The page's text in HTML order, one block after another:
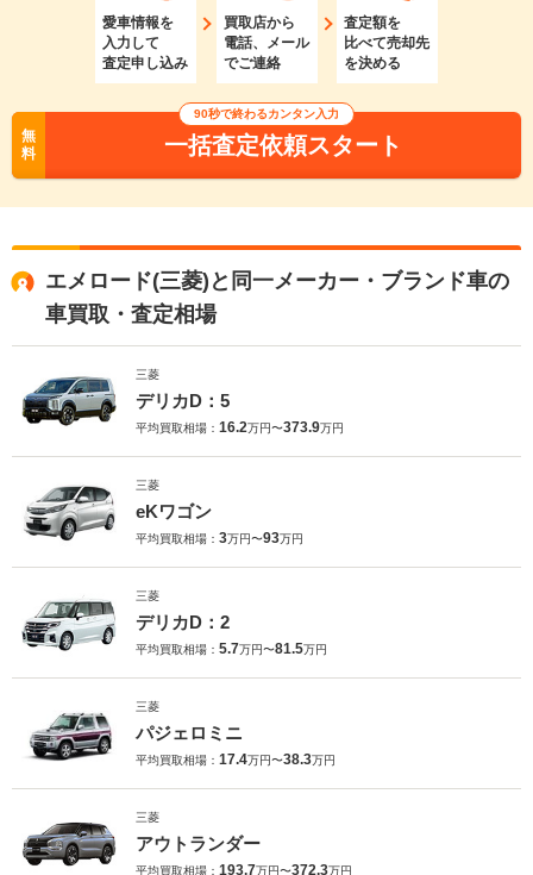
愛車情報を
入力して
査定申し込み
買取店から
電話、メール
でご連絡
査定額を
比べて売却先
を決める
無
料
90秒で終わるカンタン入力
一括査定依頼スタート
エメロード(三菱)と同一メーカー・ブランド車の
車買取・査定相場
三菱
デリカD：5
平均買取相場： 16.2万円〜373.9万円
三菱
eKワゴン
平均買取相場： 3万円〜93万円
三菱
デリカD：2
平均買取相場： 5.7万円〜81.5万円
三菱
パジェロミニ
平均買取相場： 17.4万円〜38.3万円
三菱
アウトランダー
平均買取相場： 193.7万円〜372.3万円